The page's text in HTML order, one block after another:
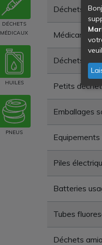
DÉCHETS
MÉDICAUX
HUILES
PNEUS
Déchets de
Déchets de
Petits
Emballages
Piles
Batteries
Tubes
Déchets